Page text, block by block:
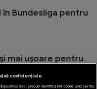
Bundesliga pentru
mai ușoare pentru
confidențiale
dvs., precum identificatorii cookie unici pentru